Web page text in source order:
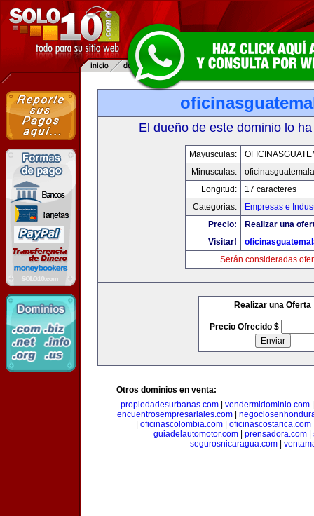
El dueño de este dominio lo
Mayusculas:
Minusculas:
Longitud:
17 caracteres
Categorias:
Empresas e
Precio:
Realizar una
Visitar!
Serán consideradas
Realizar una Oferta
Precio Ofrecido $
Otros dominios en venta:
propiedadesurbanas.com
vendermidominio.com
encuentrosempresariales.com|
oficinascolombia.com| oficinascostarica.com
guiadelautomotor.com
prensadora.com
segurosnicaragua.com